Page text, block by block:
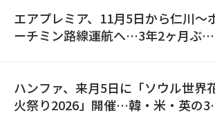
エアプレミア、11月5日から仁川〜
ーチミン路線運航へ…3年2ヶ月ぶり
ハンファ、来月5日に「ソウル世界
火祭り2026」開催…韓・米・英の3